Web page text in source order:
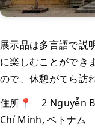
展示品は多言語で説
に楽しむことができ
ので、休憩がてら訪
住所📍 2 Nguyễn
Chí Minh, ベトナム